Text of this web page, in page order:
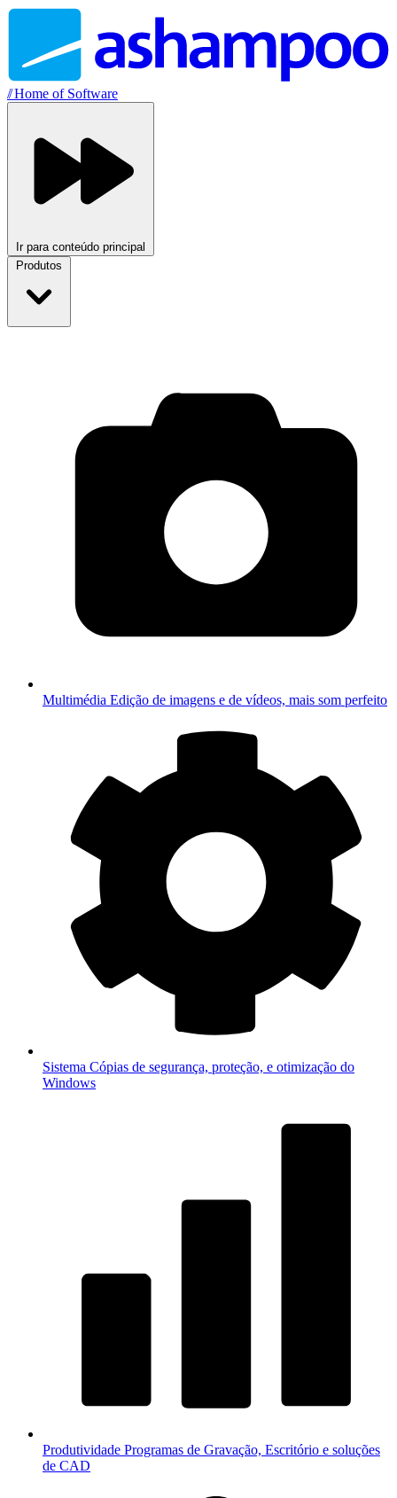
//Home of Software
Ir para conteúdo principal
Produtos
Multimédia Edição de imagens e de vídeos, mais som perfeito
Sistema Cópias de segurança, proteção, e otimização do
Windows
Produtividade Programas de Gravação, Escritório e soluções
de CAD